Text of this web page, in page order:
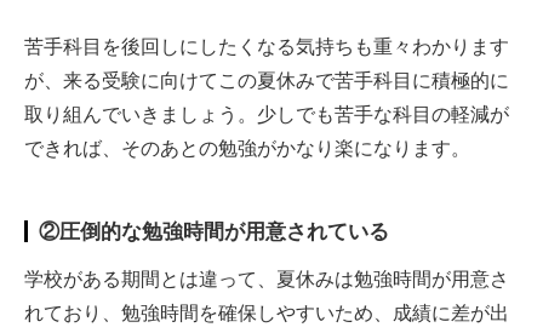
苦手科目を後回しにしたくなる気持ちも重々わかります
が、来る受験に向けてこの夏休みで苦手科目に積極的に
取り組んでいきましょう。少しでも苦手な科目の軽減が
できれば、そのあとの勉強がかなり楽になります。
②圧倒的な勉強時間が用意されている
学校がある期間とは違って、夏休みは勉強時間が用意さ
れており、勉強時間を確保しやすいため、成績に差が出